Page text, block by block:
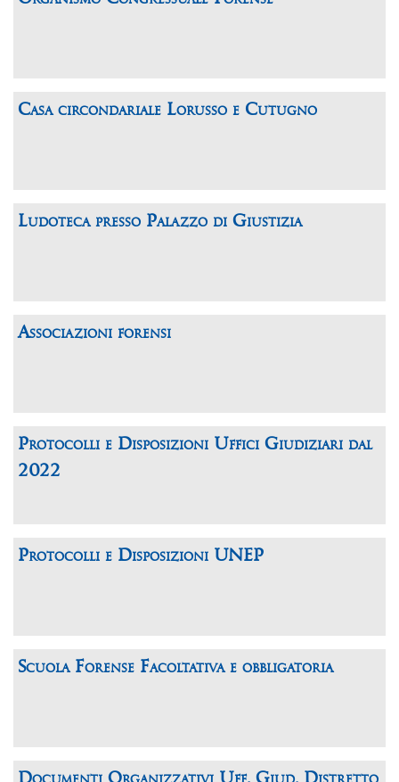
Casa circondariale Lorusso e Cutugno
Ludoteca presso Palazzo di Giustizia
Associazioni forensi
Protocolli e Disposizioni Uffici Giudiziari dal
2022
Protocolli e Disposizioni UNEP
Scuola Forense Facoltativa e obbligatoria